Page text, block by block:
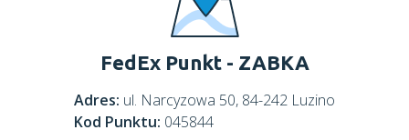
FedEx Punkt - ZABKA
Adres: ul. Narcyzowa 50, 84-242 Luzino
Kod Punktu: 045844